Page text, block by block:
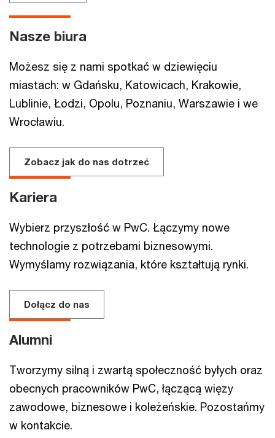
Nasze biura
Możesz się z nami spotkać w dziewięciu
miastach: w Gdańsku, Katowicach, Krakowie,
Lublinie, Łodzi, Opolu, Poznaniu, Warszawie i we
Wrocławiu.
Zobacz jak do nas dotrzeć
Kariera
Wybierz przyszłość w PwC. Łączymy nowe
technologie z potrzebami biznesowymi.
Wymyślamy rozwiązania, które kształtują rynki.
Dołącz do nas
Alumni
Tworzymy silną i zwartą społeczność byłych oraz
obecnych pracowników PwC, łączącą więzy
zawodowe, biznesowe i koleżeńskie. Pozostańmy
w kontakcie.